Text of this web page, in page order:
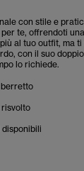
con stile e
te, offrendoti
al tuo outfit, ma
con il suo
lo richiede.
berretto
risvolto